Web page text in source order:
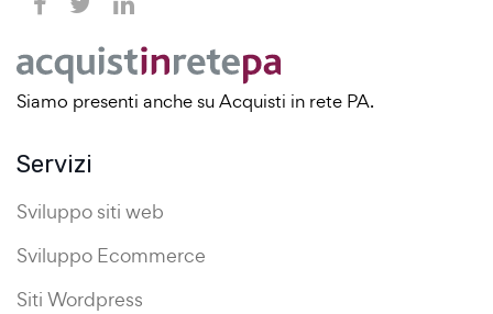
Siamo presenti anche su Acquisti in rete PA.
Servizi
Sviluppo siti web
Sviluppo Ecommerce
Siti Wordpress